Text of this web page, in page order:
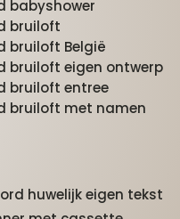
babyshower
bruiloft
bruiloft België
bruiloft eigen ontwerp
bruiloft entree
bruiloft met namen
huwelijk eigen tekst